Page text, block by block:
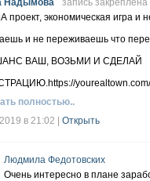
Надымова
запись закреплена
проект, экономическая игра и
и не переживаешь что
ВАШ, ВОЗЬМИ И СДЕЛАЙ
полностью..
в 21:02
Открыть
Людмила Федотовских
Очень интересно в плане